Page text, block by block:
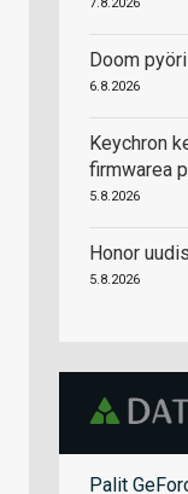
Doom
6.8.2026
Keychron
firmwarea
5.8.2026
Honor
5.8.2026
Palit